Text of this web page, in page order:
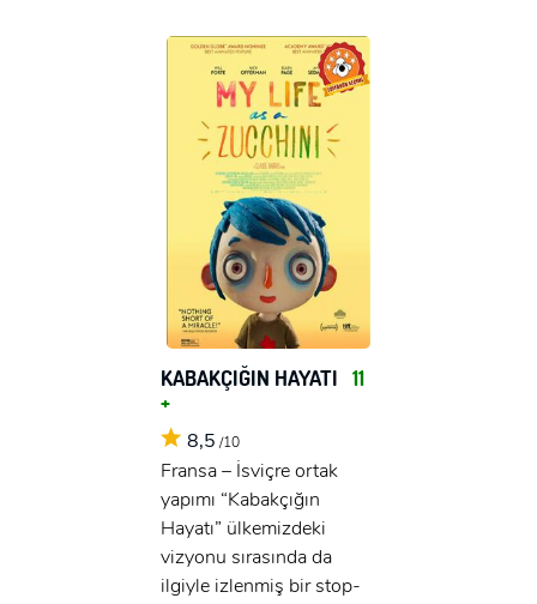
KABAKÇIĞIN HAYATI 11
+
8,5 /10
Fransa – İsviçre ortak
yapımı “Kabakçığın
Hayatı” ülkemizdeki
vizyonu sırasında da
ilgiyle izlenmiş bir stop-